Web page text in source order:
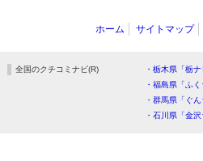
ホーム サイトマップ
全国のクチコミナビ(R) ・栃木県「栃ナ
・福島県「ふく
・群馬県「ぐん
・石川県「金沢